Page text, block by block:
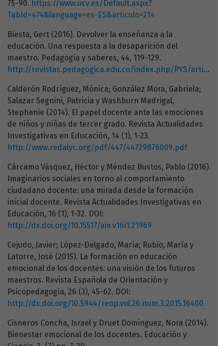
75-90. https://www.ucv.es/Default.aspx?
TabId=474&language=es-ES&articulo=214
Biesta, Gert (2016). Devolver la enseñanza a la
educación. Una respuesta a la desaparición del
maestro. Pedagogía y saberes, 44, 119-129.
http://revistas.pedagogica.edu.co/index.php/PYS/article/view/4069
Calderón Rodríguez, Mónica; González Mora, Gabriela;
Salazar Segnini, Patricia y Washburn Madrigal,
Stephanie (2014). El papel docente ante las emociones
de niños y niñas de tercer grado. Revista Actualidades
Investigativas en Educación, 14 (1), 1-23.
http://www.redalyc.org/pdf/447/44729876009.pdf
Cárcamo Vásquez, Héctor y Méndez Bustos, Pablo (2016).
Imaginarios sociales en torno al comportamiento
ciudadano docente: una mirada desde la formación
inicial docente. Revista Actualidades Investigativas en
Educación, 16 (1), 1-32. DOI:
http://dx.doi.org/10.15517/aie.v16i1.21969
Cejudo, Javier; López-Delgado, María; Rubio, María y
Latorre, José (2015). La formación en educación
emocional de los docentes: una visión de los futuros
maestros. Revista Española de Orientación y
Psicopedagogía, 26 (3), 45-62. DOI:
http://dx.doi.org/10.5944/reop.vol.26.num.3.2015.16400
Cisneros Concha, Israel y Druet Dominguez, Nora (2014).
Bienestar emocional de los docentes. Educación y